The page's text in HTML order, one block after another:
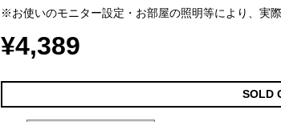
※お使いのモニター設定・お部屋の照明等により、実
¥4,389
SOLD